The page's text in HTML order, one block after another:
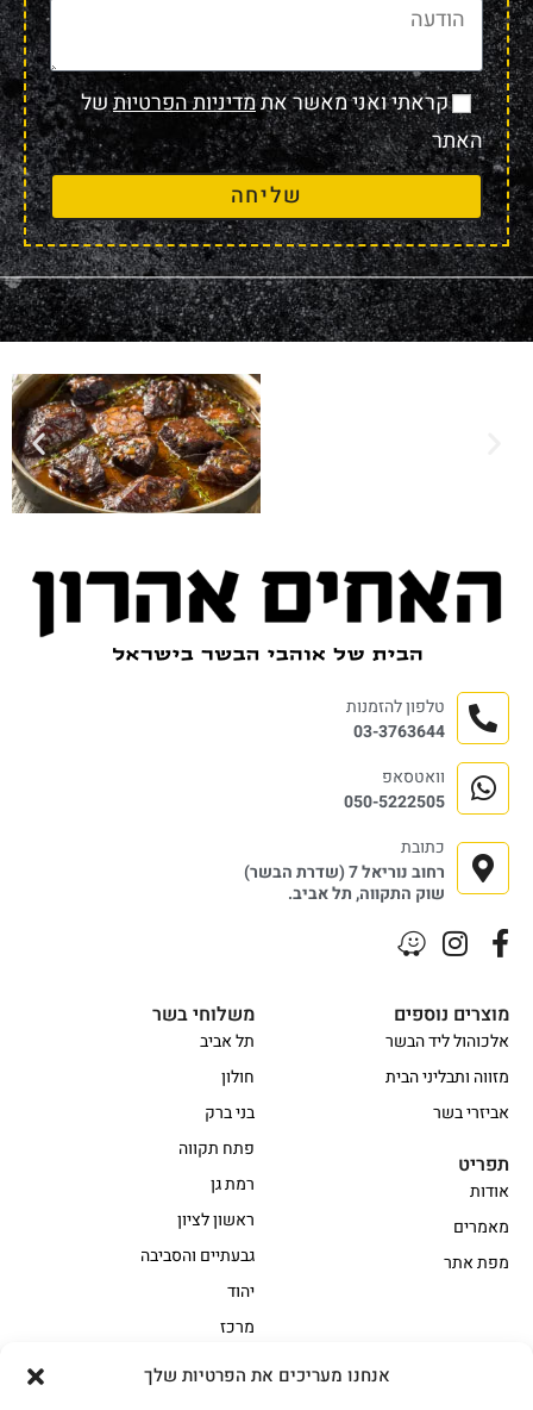
אנחנו מעריכים את הפרטיות שלך
קראתי ואני מאשר אתמדיניות הפרטיותשל
האתר
שליחה
משלוחי בשר
תל אביב
חולון
בני ברק
פתח תקווה
רמת גן
ראשון לציון
גבעתיים והסביבה
יהוד
מרכז
מוצרים נוספים
אלכוהול ליד הבשר
מזווה ותבליני הבית
אביזרי בשר
תפריט
אודות
מאמרים
מפת אתר
טלפון להזמנות
03-3763644
וואטסאפ
050-5222505
כתובת
רחוב נוריאל 7 (שדרת הבשר)
שוק התקווה, תל אביב.